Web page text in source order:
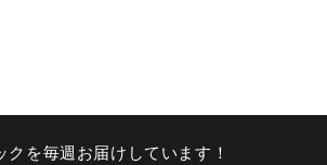
を毎週お届けしています！